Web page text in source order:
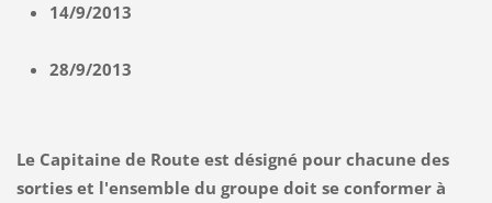
14/9/2013
28/9/2013
Le Capitaine de Route est désigné pour chacune des
sorties et l'ensemble du groupe doit se conformer à